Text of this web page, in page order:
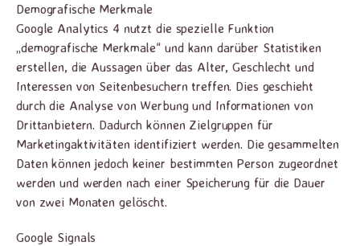
Demografische Merkmale
Google Analytics 4 nutzt die spezielle Funktion
„demografische Merkmale“ und kann darüber Statistiken
erstellen, die Aussagen über das Alter, Geschlecht und
Interessen von Seitenbesuchern treffen. Dies geschieht
durch die Analyse von Werbung und Informationen von
Drittanbietern. Dadurch können Zielgruppen für
Marketingaktivitäten identifiziert werden. Die gesammelten
Daten können jedoch keiner bestimmten Person zugeordnet
werden und werden nach einer Speicherung für die Dauer
von zwei Monaten gelöscht.
Google Signals